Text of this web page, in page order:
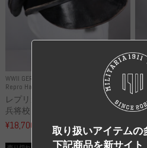
WWII GERMANY
Repro Hat and Cap SS and WSS
レプリカ 武装親衛隊 WSS 歩
兵将校 クラッシュキャップ ...
¥18,700 （税込）
下
取り扱いアイテムの
下記商品を新サイト